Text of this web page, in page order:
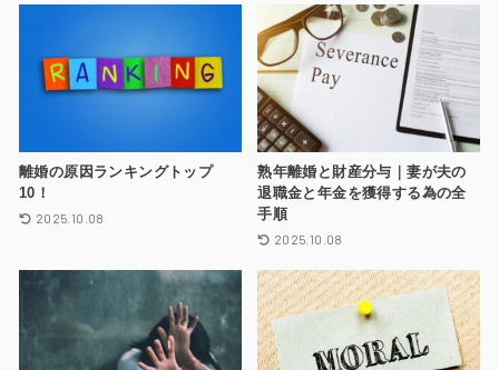
離婚の原因ランキングトップ
10！
2025.10.08
熟年離婚と財産分与｜妻が夫の
退職金と年金を獲得する為の全
手順
2025.10.08